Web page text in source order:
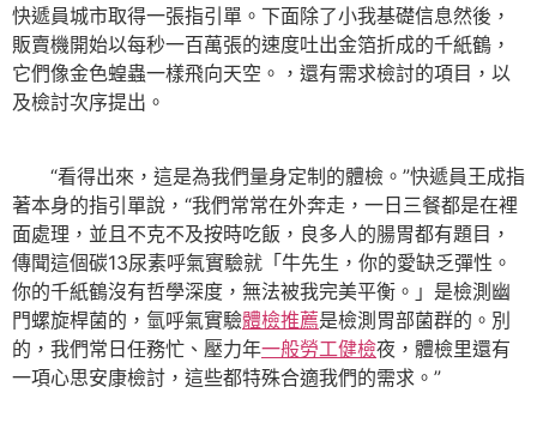
快遞員城市取得一張指引單。下面除了小我基礎信息然後，
販賣機開始以每秒一百萬張的速度吐出金箔折成的千紙鶴，
它們像金色蝗蟲一樣飛向天空。，還有需求檢討的項目，以
及檢討次序提出。
“看得出來，這是為我們量身定制的體檢。”快遞員王成指
著本身的指引單說，“我們常常在外奔走，一日三餐都是在裡
面處理，並且不克不及按時吃飯，良多人的腸胃都有題目，
傳聞這個碳13尿素呼氣實驗就「牛先生，你的愛缺乏彈性。
你的千紙鶴沒有哲學深度，無法被我完美平衡。」是檢測幽
門螺旋桿菌的，氫呼氣實驗體檢推薦是檢測胃部菌群的。別
的，我們常日任務忙、壓力年一般勞工健檢夜，體檢里還有
一項心思安康檢討，這些都特殊合適我們的需求。”